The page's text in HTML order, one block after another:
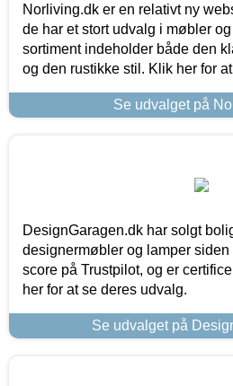
Norliving.dk er en relativt ny
de har et stort udvalg i møbler
sortiment indeholder både den
og den rustikke stil. Klik her for
Se udvalget på
DesignGaragen.dk har solgt
designermøbler og lamper
score på Trustpilot, og er
her for at se deres udvalg.
Se udvalget på